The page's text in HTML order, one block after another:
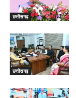
छत्तीसगढ़
छत्तीसगढ़